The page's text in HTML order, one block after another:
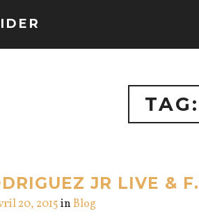
JR LIVE &
20, 2015in Blog